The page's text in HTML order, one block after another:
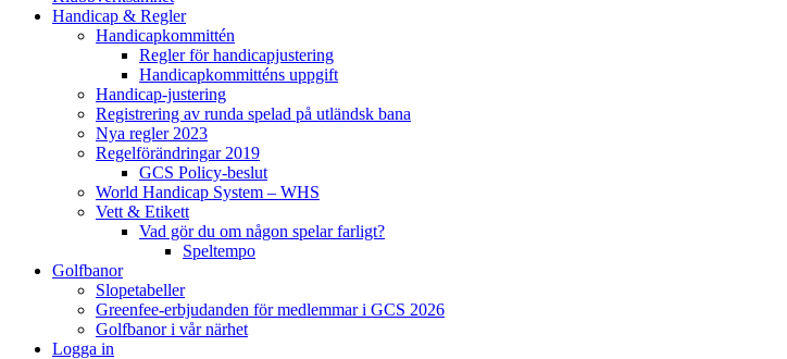
Handicap & Regler
Handicapkommittén
Regler för handicapjustering
Handicapkommitténs uppgift
Handicap-justering
Registrering av runda spelad på utländsk bana
Nya regler 2023
Regelförändringar 2019
GCS Policy-beslut
World Handicap System – WHS
Vett & Etikett
Vad gör du om någon spelar farligt?
Speltempo
Golfbanor
Slopetabeller
Greenfee-erbjudanden för medlemmar i GCS 2026
Golfbanor i vår närhet
Logga in